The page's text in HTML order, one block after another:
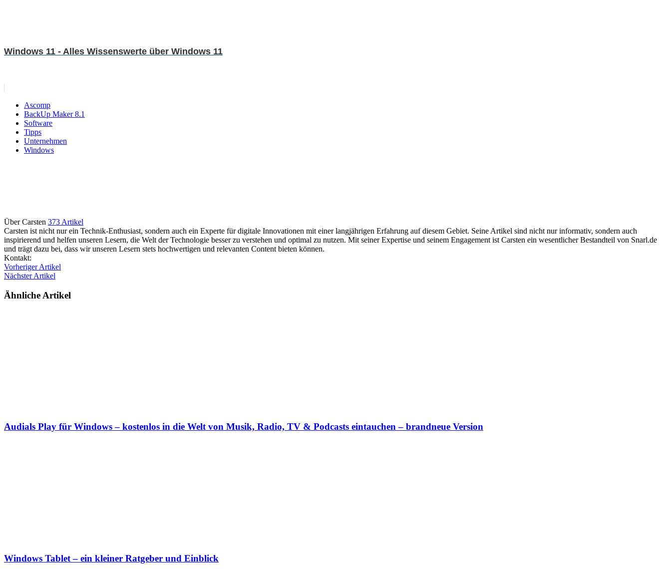
Windows 11 - Alles Wissenswerte über Windows 11
Ascomp
BackUp Maker 8.1
Software
Tipps
Unternehmen
Windows
Über Carsten 373 Artikel
Carsten ist nicht nur ein Technik-Enthusiast, sondern auch ein Experte für digitale Innovationen mit einer langjährigen Erfahrung auf diesem Gebiet. Seine Artikel sind nicht nur informativ, sondern auch
inspirierend und helfen unseren Lesern, die Welt der Technologie besser zu verstehen und optimal zu nutzen. Mit seiner Expertise und seinem Engagement ist Carsten ein wesentlicher Bestandteil von Snarl.de
und trägt dazu bei, dass wir unseren Lesern stets hochwertigen und relevanten Content bieten können.
Kontakt:
Vorheriger Artikel
Nächster Artikel
Ähnliche Artikel
Audials Play für Windows – kostenlos in die Welt von Musik, Radio, TV & Podcasts eintauchen – brandneue Version
Windows Tablet – ein kleiner Ratgeber und Einblick